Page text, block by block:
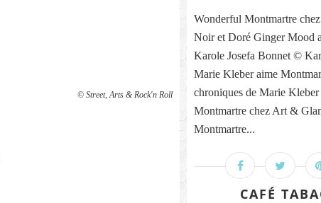
© Street, Arts & Rock'n Roll
Wonderful Montmartre
Noir et Doré Ginger Mood
Karole Josefa Bonnet ©
Marie Kleber aime
chroniques de Marie Kleber
Montmartre chez Art &
Montmartre...
CAFÉ